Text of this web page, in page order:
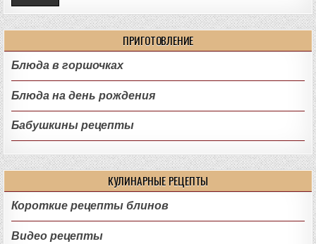
ПРИГОТОВЛЕНИЕ
Блюда в горшочках
Блюда на день рождения
Бабушкины рецепты
КУЛИНАРНЫЕ РЕЦЕПТЫ
Короткие рецепты блинов
Видео рецепты